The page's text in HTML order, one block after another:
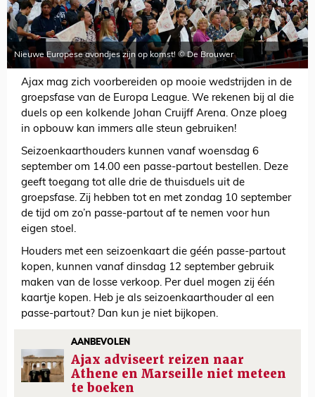
Nieuwe Europese avondjes zijn op komst! © De Brouwer
Ajax mag zich voorbereiden op mooie wedstrijden in de
groepsfase van de Europa League. We rekenen bij al die
duels op een kolkende Johan Cruijff Arena. Onze ploeg
in opbouw kan immers alle steun gebruiken!
Seizoenkaarthouders kunnen vanaf woensdag 6
september om 14.00 een passe-partout bestellen. Deze
geeft toegang tot alle drie de thuisduels uit de
groepsfase. Zij hebben tot en met zondag 10 september
de tijd om zo’n passe-partout af te nemen voor hun
eigen stoel.
Houders met een seizoenkaart die géén passe-partout
kopen, kunnen vanaf dinsdag 12 september gebruik
maken van de losse verkoop. Per duel mogen zij één
kaartje kopen. Heb je als seizoenkaarthouder al een
passe-partout? Dan kun je niet bijkopen.
AANBEVOLEN
Ajax adviseert reizen naar
Athene en Marseille niet meteen
te boeken